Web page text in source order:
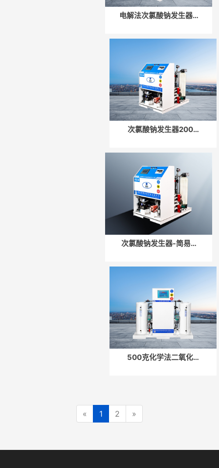
电解法次氯酸钠发生器…
次氯酸钠发生器200…
次氯酸钠发生器-简易…
500克化学法二氧化…
« 1 2 »